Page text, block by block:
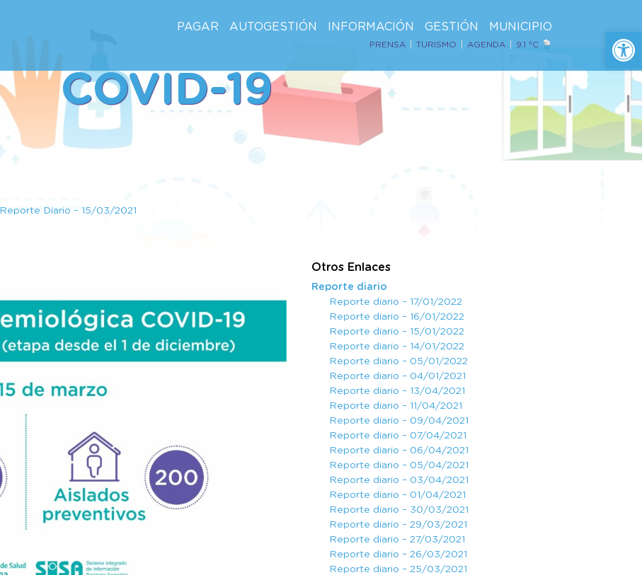
PAGAR AUTOGESTIÓN INFORMACIÓN GESTIÓN MUNICIPIO
PRENSA TURISMO AGENDA 9.1 ºC
COVID-19
Reporte Diario – 15/03/2021
Otros Enlaces
Reporte diario
Reporte diario – 17/01/2022
Reporte diario – 16/01/2022
Reporte diario – 15/01/2022
Reporte diario – 14/01/2022
Reporte diario – 05/01/2022
Reporte diario – 04/01/2021
Reporte diario – 13/04/2021
Reporte diario – 11/04/2021
Reporte diario – 09/04/2021
Reporte diario – 07/04/2021
Reporte diario – 06/04/2021
Reporte diario – 05/04/2021
Reporte diario – 03/04/2021
Reporte diario – 01/04/2021
Reporte diario – 30/03/2021
Reporte diario – 29/03/2021
Reporte diario – 27/03/2021
Reporte diario – 26/03/2021
Reporte diario – 25/03/2021